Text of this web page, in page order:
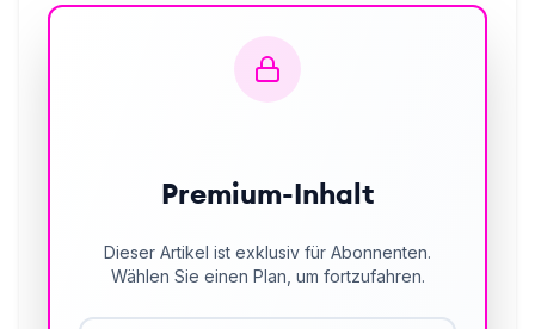
Premium-Inhalt
Dieser Artikel ist exklusiv für Abonnenten.
Wählen Sie einen Plan, um fortzufahren.